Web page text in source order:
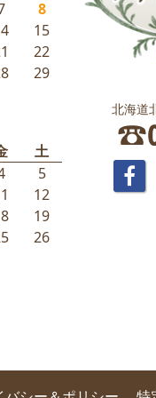
8
15
22
29
土
5
12
19
26
北海道